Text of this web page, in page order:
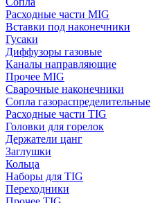
Расходные части MIG
Вставки под наконечники
Гусаки
Диффузоры газовые
Каналы направляющие
Прочее MIG
Сварочные наконечники
Сопла газораспределительные
Расходные части TIG
Головки для горелок
Держатели цанг
Заглушки
Кольца
Наборы для TIG
Переходники